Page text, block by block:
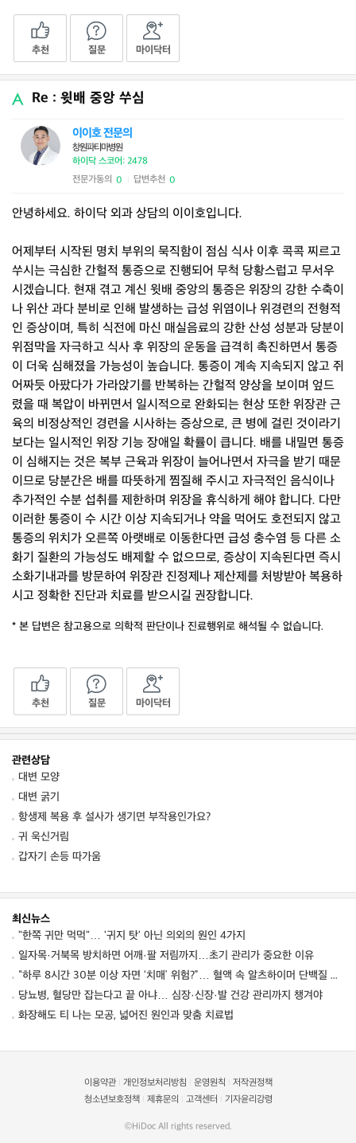
추천 질문 마이닥터
Re : 윗배 중앙 쑤심
이이호 전문의
창원파티마병원
하이닥 스코어: 2478
전문가동의 0 답변추천 0
안녕하세요. 하이닥 외과 상담의 이이호입니다.
어제부터 시작된 명치 부위의 묵직함이 점심 식사 이후 콕콕 찌르고
쑤시는 극심한 간헐적 통증으로 진행되어 무척 당황스럽고 무서우
시겠습니다. 현재 겪고 계신 윗배 중앙의 통증은 위장의 강한 수축이
나 위산 과다 분비로 인해 발생하는 급성 위염이나 위경련의 전형적
인 증상이며, 특히 식전에 마신 매실음료의 강한 산성 성분과 당분이
위점막을 자극하고 식사 후 위장의 운동을 급격히 촉진하면서 통증
이 더욱 심해졌을 가능성이 높습니다. 통증이 계속 지속되지 않고 쥐
어짜듯 아팠다가 가라앉기를 반복하는 간헐적 양상을 보이며 엎드
렸을 때 복압이 바뀌면서 일시적으로 완화되는 현상 또한 위장관 근
육의 비정상적인 경련을 시사하는 증상으로, 큰 병에 걸린 것이라기
보다는 일시적인 위장 기능 장애일 확률이 큽니다. 배를 내밀면 통증
이 심해지는 것은 복부 근육과 위장이 늘어나면서 자극을 받기 때문
이므로 당분간은 배를 따뜻하게 찜질해 주시고 자극적인 음식이나
추가적인 수분 섭취를 제한하며 위장을 휴식하게 해야 합니다. 다만
이러한 통증이 수 시간 이상 지속되거나 약을 먹어도 호전되지 않고
통증의 위치가 오른쪽 아랫배로 이동한다면 급성 충수염 등 다른 소
화기 질환의 가능성도 배제할 수 없으므로, 증상이 지속된다면 즉시
소화기내과를 방문하여 위장관 진정제나 제산제를 처방받아 복용하
시고 정확한 진단과 치료를 받으시길 권장합니다.
* 본 답변은 참고용으로 의학적 판단이나 진료행위로 해석될 수 없습니다.
추천 질문 마이닥터
관련상담
대변 모양
대변 굵기
항생제 복용 후 설사가 생기면 부작용인가요?
귀 욱신거림
갑자기 손등 따가움
최신뉴스
"한쪽 귀만 먹먹"… '귀지 탓' 아닌 의외의 원인 4가지
일자목·거북목 방치하면 어깨·팔 저림까지…초기 관리가 중요한 이유
“하루 8시간 30분 이상 자면 ‘치매’ 위험?”… 혈액 속 알츠하이머 단백질 늘었다
당뇨병, 혈당만 잡는다고 끝 아냐… 심장·신장·발 건강 관리까지 챙겨야
화장해도 티 나는 모공, 넓어진 원인과 맞춤 치료법
이용약관 개인정보처리방침 운영원칙
저작권정책
청소년보호정책
제휴문의 고객센터 기자윤리강령
©HiDoc All rights reserved.